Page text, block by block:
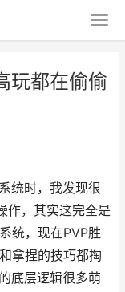
玩都在偷偷
统时，我发现很
作，其实这完全是
统，现在PVP胜
拿捏的技巧都掏
底层逻辑很多萌